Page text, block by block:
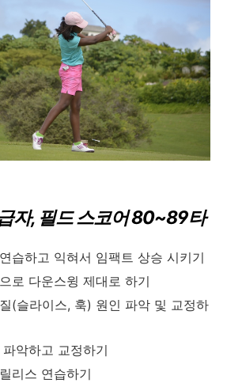
자, 필드 스코어 80~89타
습하고 익혀서 임팩트 상승 시키기
로 다운스윙 제대로 하기
(슬라이스, 훅) 원인 파악 및 교정하
악하고 교정하기
리스 연습하기